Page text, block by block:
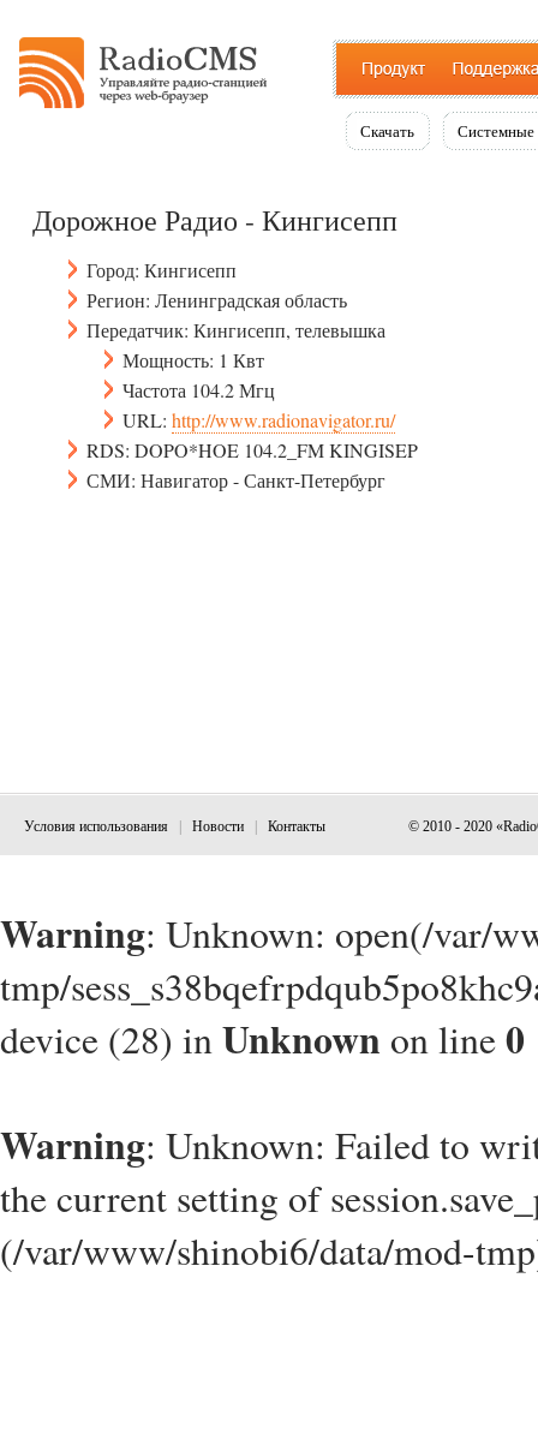
Скачать Системные
Дорожное Радио - Кингисепп
Город: Кингисепп
Регион: Ленинградская область
Передатчик: Кингисепп, телевышка
Мощность: 1 Квт
Частота 104.2 Мгц
URL: http://www.radionavigator.ru/
RDS: DOPO*HOE 104.2_FM KINGISEP
СМИ: Навигатор - Санкт-Петербург
Условия использования Новости Контакты © 2010 - 2020
Warning: Unknown: open(/var/
tmp/
device (28) inUnknown on line0
Warning: Unknown: Failed to
the current setting of
(/var/www/shinobi6/data/mod-